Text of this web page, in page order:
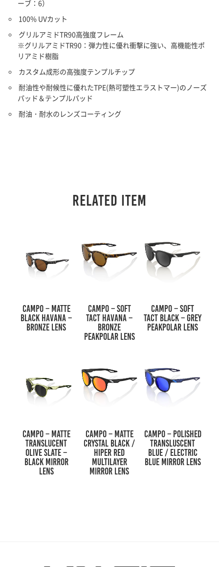
ーブ：6）
100% UVカット
グリルアミドTR90高強度フレーム
※グリルアミドTR90：弾力性に優れ衝撃に強い、高機能性ポ
リアミド樹脂
カスタム成形の高強度テンプルチップ
耐油性や耐候性に優れたTPE(熱可塑性エラストマー)のノーズ
パッド＆テンプルパッド
耐油・耐水のレンズコーティング
RELATED ITEM
CAMPO – Matte
Black Havana –
Bronze Lens
CAMPO – Soft
Tact Havana –
Bronze
PEAKPOLAR Lens
CAMPO – Soft
Tact Black – Grey
PEAKPOLAR Lens
CAMPO – Matte
Translucent
Olive Slate –
Black Mirror
Lens
CAMPO – Matte
Crystal Black /
HiPER Red
Multilayer
Mirror Lens
CAMPO – Polished
Transluscent
Blue / Electric
Blue Mirror Lens